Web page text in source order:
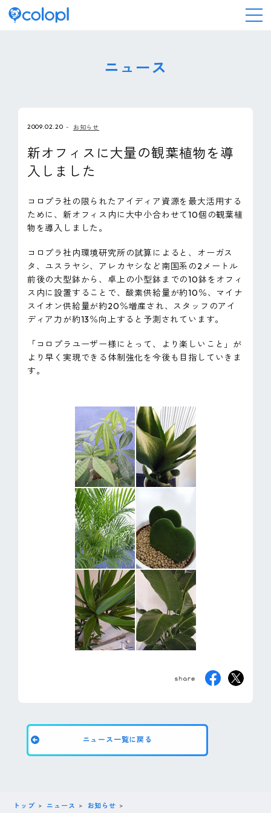
IR情報
採用情報
ピンマーク
ニュース
2009.02.20 お知らせ
新オフィスに大量の観葉植物を導
入しました
コロプラ社の限られたアイディア資源を最大活用する
ために、新オフィス内に大中小合わせて10個の観葉植
物を導入しました。
コロプラ社内環境研究所の試算によると、オーガス
タ、ユスラヤシ、アレカヤシなど南国系の2メートル
前後の大型鉢から、卓上の小型鉢までの10鉢をオフィ
ス内に設置することで、酸素供給量が約10％、マイナ
スイオン供給量が約20％増産され、スタッフのアイ
ディア力が約13％向上すると予測されています。
「コロプラユーザー様にとって、より楽しいこと」が
より早く実現できる体制強化を今後も目指していきま
す。
ニュース一覧に戻る
トップ ニュース お知らせ